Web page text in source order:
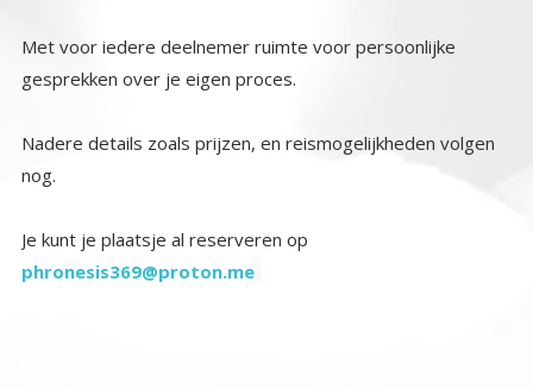
Met voor iedere deelnemer ruimte voor persoonlijke
gesprekken over je eigen proces.
Nadere details zoals prijzen, en reismogelijkheden volgen
nog.
Je kunt je plaatsje al reserveren op
phronesis369@proton.me